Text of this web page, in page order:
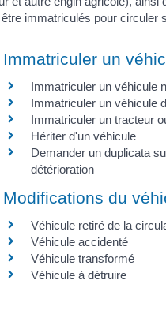
immatriculés pour circuler
Immatriculer un
Immatriculer un véhicule
Immatriculer un véhicule
Immatriculer un tracteur
Hériter d'un véhicule
Demander un duplicata
détérioration
Modifications du
Véhicule retiré de la
Véhicule accidenté
Véhicule transformé
Véhicule à détruire